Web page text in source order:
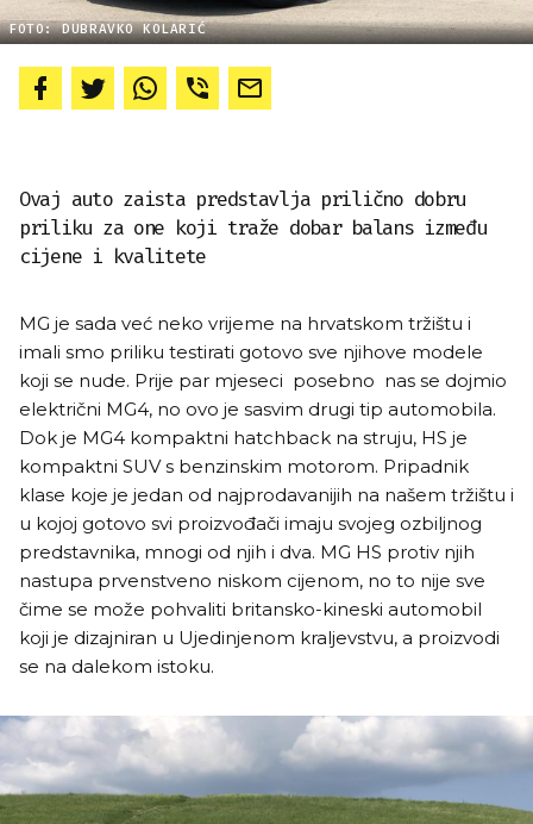
FOTO: DUBRAVKO KOLARIĆ
Ovaj auto zaista predstavlja prilično dobru
priliku za one koji traže dobar balans između
cijene i kvalitete
MG je sada već neko vrijeme na hrvatskom tržištu i
imali smo priliku testirati gotovo sve njihove modele
koji se nude. Prije par mjeseci posebno nas se dojmio
električni MG4, no ovo je sasvim drugi tip automobila.
Dok je MG4 kompaktni hatchback na struju, HS je
kompaktni SUV s benzinskim motorom. Pripadnik
klase koje je jedan od najprodavanijih na našem tržištu i
u kojoj gotovo svi proizvođači imaju svojeg ozbiljnog
predstavnika, mnogi od njih i dva. MG HS protiv njih
nastupa prvenstveno niskom cijenom, no to nije sve
čime se može pohvaliti britansko-kineski automobil
koji je dizajniran u Ujedinjenom kraljevstvu, a proizvodi
se na dalekom istoku.